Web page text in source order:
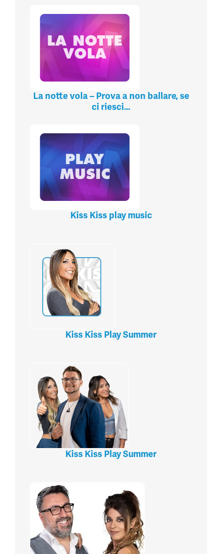
La notte vola – Prova a non ballare, se
ci riesci…
Kiss Kiss play music
Kiss Kiss Play Summer
Kiss Kiss Play Summer